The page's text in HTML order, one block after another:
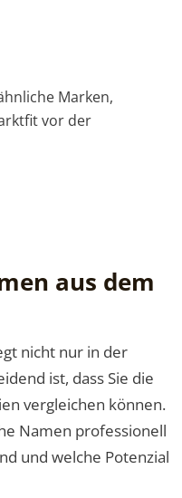
Marken,
vor der
aus dem
nicht nur in der
ist, dass Sie die
vergleichen können.
Namen professionell
und welche Potenzial